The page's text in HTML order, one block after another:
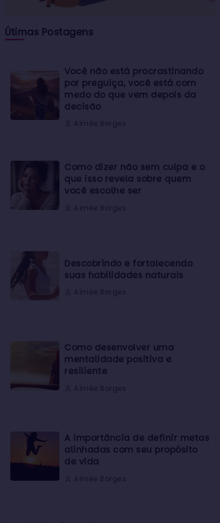
Útimas Postagens
Você não está procrastinando
por preguiça, você está com
medo do que vem depois da
decisão
Aimée Borges
Como dizer não sem culpa e o
que isso revela sobre quem
você escolhe ser
Aimée Borges
Descobrindo e fortalecendo
suas habilidades naturais
Aimée Borges
Como desenvolver uma
mentalidade positiva e
resiliente
Aimée Borges
A importância de definir metas
alinhadas com seu propósito
de vida
Aimée Borges